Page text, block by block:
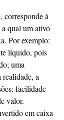
corresponde à
qual um ativo
Por exemplo:
líquido, pois
uma
a
facilidade
valor.
em caixa